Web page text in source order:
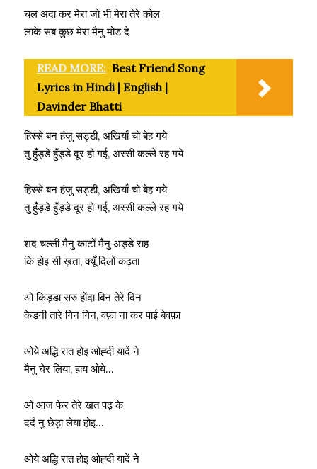
चल अदा कर मेरा जो भी मेरा तेरे कोल
लाके सब कुछ मेरा मैनु मोड दे
READ MORE: Best Friend Song
Lyrics in Hindi | English |
Davinder Bhatti
हिस्से बन हंजु सड्डी, अखियाँ चो बेह गये
तु हुँड्डे हुँड्डे दूर हो गई, अस्सी कल्ले रह गये
हिस्से बन हंजु सड्डी, अखियाँ चो बेह गये
तु हुँड्डे हुँड्डे दूर हो गई, अस्सी कल्ले रह गये
शद चल्ली मैनु काटों मैनु अड्डे राह
कि होइ सी ख़ता, क्यूँ दिलों कढ़ता
ओ किड्डा सरु होंदा बिन तेरे दिन
केडनी तारे गिन गिन, वफ़ा ना कर पाई बेवफ़ा
ओये अद्धि रात होइ ओह्दी यादें ने
मैनु घेर लिया, हाय ओये…
ओ आज फेर तेरे खत पढ़ के
दर्दं नु छेड़ा लेया होइ…
ओये अद्धि रात होइ ओह्दी यादें ने